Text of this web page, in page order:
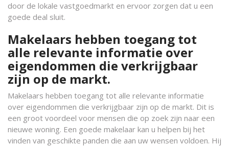
door de lokale vastgoedmarkt en ervoor zorgen dat u een
goede deal sluit.
Makelaars hebben toegang tot
alle relevante informatie over
eigendommen die verkrijgbaar
zijn op de markt.
Makelaars hebben toegang tot alle relevante informatie
over eigendommen die verkrijgbaar zijn op de markt. Dit is
een groot voordeel voor mensen die op zoek zijn naar een
nieuwe woning. Een goede makelaar kan u helpen bij het
vinden van geschikte panden die aan uw wensen voldoen. Hij